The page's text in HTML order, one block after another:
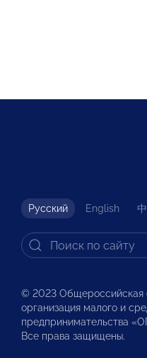
Русский English
© 2023 Общероссийская
организация малого и
предпринимательства
Все права защищены.